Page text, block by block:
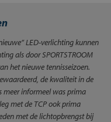
LED-verlichting kunnen
als door SPORTSTROOM
het nieuwe tennisseizoen.
de kwaliteit in de
meer informeel was prima
met de TCP ook prima
met de lichtopbrengst bij